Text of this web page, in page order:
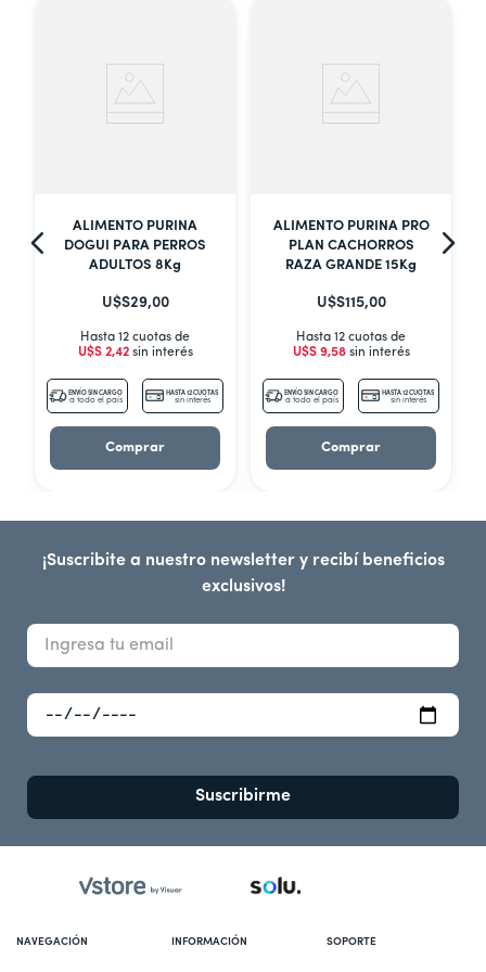
ALIMENTO PURINA
DOGUI PARA PERROS
ADULTOS 8Kg
U$S29,00
Hasta 12 cuotas de
U$S 2,42sin interés
ENVÍO SIN CARGO
a todo el país
HASTA 12 CUOTAS
sin interés
Comprar
ALIMENTO PURINA PRO
PLAN CACHORROS
RAZA GRANDE 15Kg
U$S115,00
Hasta 12 cuotas de
U$S 9,58sin interés
ENVÍO SIN CARGO
a todo el país
HASTA 12 CUOTAS
sin interés
Comprar
¡Suscribite a nuestro newsletter y recibí beneficios
exclusivos!
Suscribirme
NAVEGACIÓN INFORMACIÓN SOPORTE